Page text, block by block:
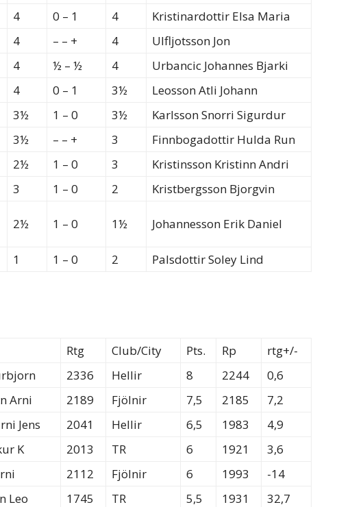
4 0 – 1 4
Kristinardottir Elsa Maria
4 – – + 4
Ulfljotsson Jon
4 ½ – ½ 4
Urbancic Johannes Bjarki
4 0 – 1 3½
Leosson Atli Johann
3½ 1 – 0 3½
Karlsson Snorri Sigurdur
3½ – – + 3
Finnbogadottir Hulda Run
2½ 1 – 0 3
Kristinsson Kristinn Andri
3 1 – 0 2
Kristbergsson Bjorgvin
2½ 1 – 0 1½ Johannesson Erik Daniel
1 1 – 0 2 Palsdottir Soley Lind
Rtg Club/City Pts. Rp
rtg+/-
2336 Hellir 8 2244
0,6
Arni 2189 Fjölnir 7,5 2185
7,2
Jens 2041 Hellir 6,5 1983
4,9
K 2013 TR 6 1921
3,6
2112 Fjölnir 6 1993
-14
Leo 1745 TR 5,5 1931
32,7